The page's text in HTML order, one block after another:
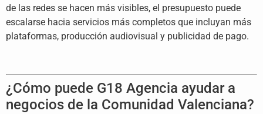
de las redes se hacen más visibles, el presupuesto puede
escalarse hacia servicios más completos que incluyan más
plataformas, producción audiovisual y publicidad de pago.
¿Cómo puede G18 Agencia ayudar a
negocios de la Comunidad Valenciana?